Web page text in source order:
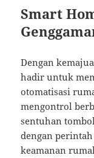
Smart
Dengan
hadir untuk
otomatisasi
mengontrol
sentuhan
dengan
keamanan